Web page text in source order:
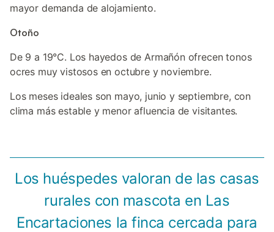
mayor demanda de alojamiento.
Otoño
De 9 a 19°C. Los hayedos de Armañón ofrecen tonos
ocres muy vistosos en octubre y noviembre.
Los meses ideales son mayo, junio y septiembre, con
clima más estable y menor afluencia de visitantes.
Los huéspedes valoran de las casas
rurales con mascota en Las
Encartaciones la finca cercada para